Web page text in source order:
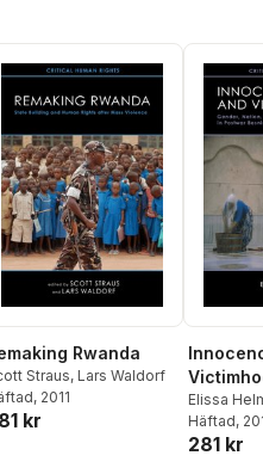
Rwanda
Straus, Lars Waldorf
, 2011
kr
Elissa
Häftad,
281 kr